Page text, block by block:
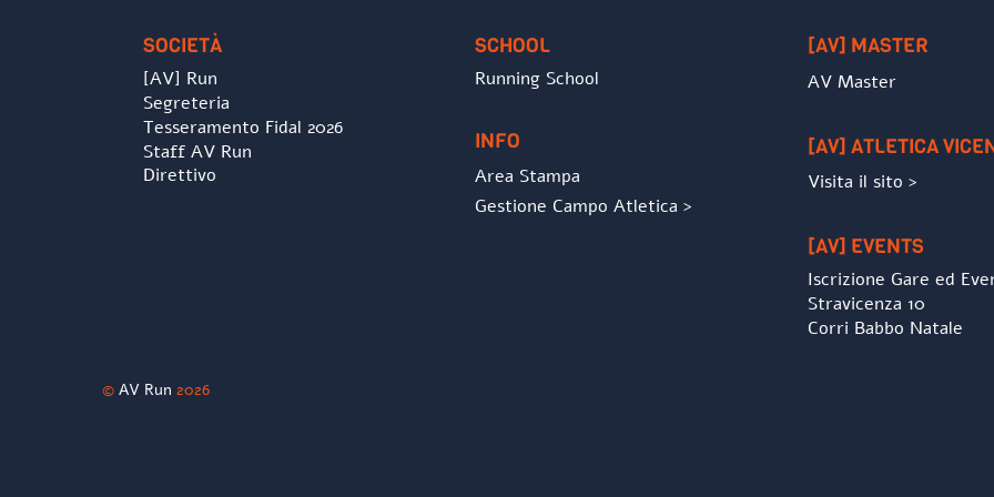
SOCIETÀ
[AV] Run
Segreteria
Tesseramento Fidal 2026
Staff AV Run
Direttivo
SCHOOL
Running School
INFO
Area Stampa
Gestione Campo Atletica >
[AV] MASTER
AV Master
[AV] ATLETICA
Visita il sito >
[AV] EVENTS
Iscrizione Gare ed
Stravicenza 10
Corri Babbo Natale
© AV Run 2026